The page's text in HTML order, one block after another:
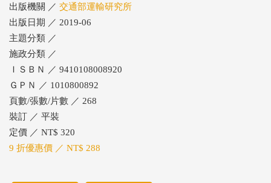
出版機關 ／ 交通部運輸研究所
出版日期 ／ 2019-06
主題分類 ／
施政分類 ／
ＩＳＢＮ ／ 9410108008920
ＧＰＮ ／ 1010800892
頁數/張數/片數 ／ 268
裝訂 ／ 平裝
定價 ／ NT$ 320
9 折優惠價 ／ NT$ 288